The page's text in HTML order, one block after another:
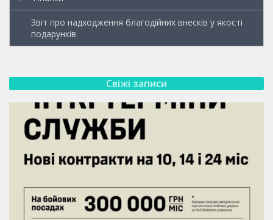
Звіт про надходження благодійних внесків у якості
подарунків
Свіжі записи